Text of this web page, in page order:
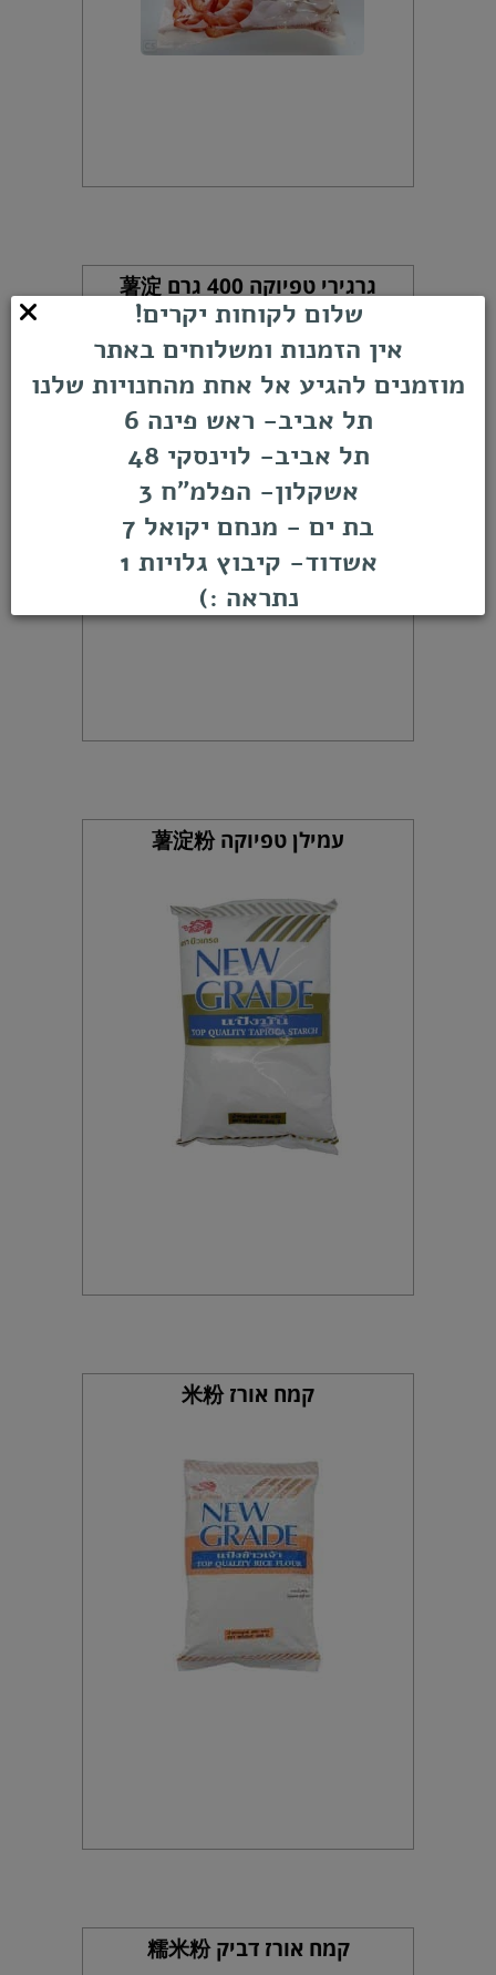
גרגירי טפיוקה 400 גרם 薯淀
עמילן טפיוקה 薯淀粉
קמח אורז 米粉
קמח אורז דביק 糯米粉
שלום לקוחות יקרים!
אין הזמנות ומשלוחים באתר
מוזמנים להגיע אל אחת מהחנויות שלנו
תל אביב- ראש פינה 6
תל אביב- לוינסקי 48
אשקלון- הפלמ"ח 3
בת ים - מנחם יקואל 7
אשדוד- קיבוץ גלויות 1
נתראה :)